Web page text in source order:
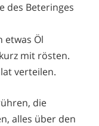
des Beteringes
etwas Öl
mit rösten.
verteilen.
die
alles über den